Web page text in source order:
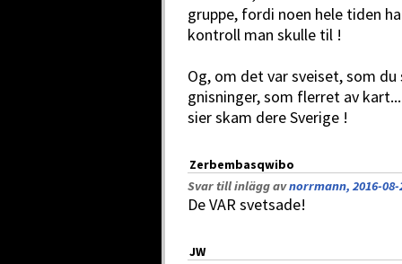
gruppe, fordi noen hele tiden
kontroll man skulle til !
Og, om det var sveiset, som
gnisninger, som flerret av
sier skam dere Sverige !
Zerbembasqwibo
Svar till inlägg avnorrmann, 2016-08-
De VAR svetsade!
JW